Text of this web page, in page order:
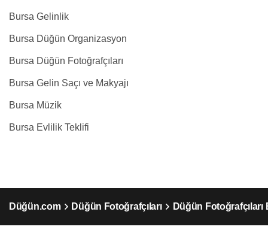
Bursa Gelinlik
Bursa Düğün Organizasyon
Bursa Düğün Fotoğrafçıları
Bursa Gelin Saçı ve Makyajı
Bursa Müzik
Bursa Evlilik Teklifi
Düğün.com Düğün Fotoğrafçıları Düğün Fotoğrafçıları